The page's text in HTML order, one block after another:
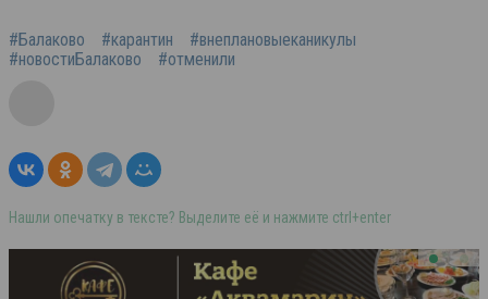
#Балаково #карантин
#внеплановыеканикулы
#новостиБалаково
#отменили
Нашли опечатку в тексте? Выделите её и нажмите ctrl+enter